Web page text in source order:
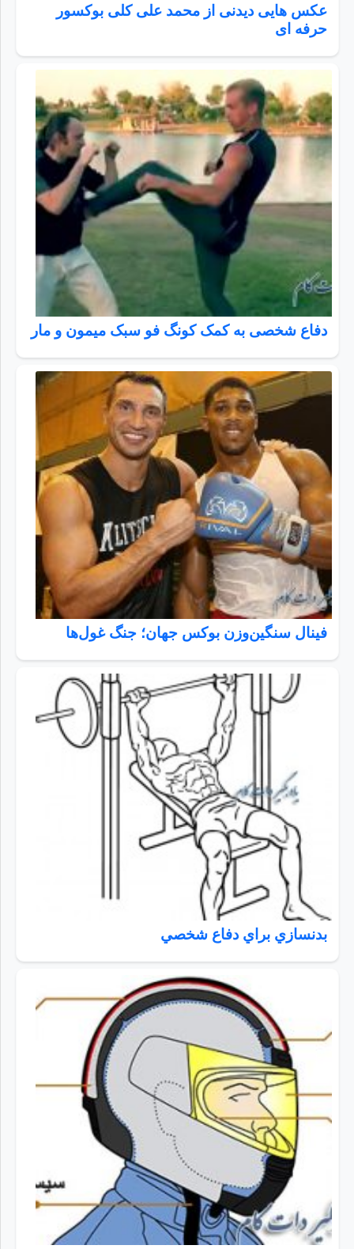
عکس هایی دیدنی از محمد علی کلی بوکسور
حرفه ای
دفاع شخصی به کمک کونگ فو سبک میمون و مار
فینال سنگین‌وزن بوکس جهان؛ جنگ غول‌ها
بدنسازي براي دفاع شخصي